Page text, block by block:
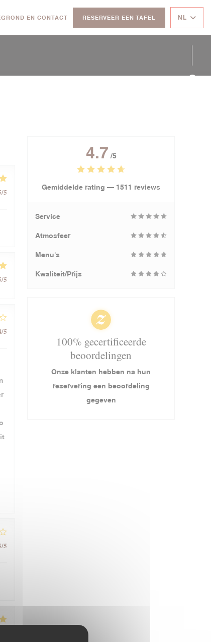
EN CONTACT RESERVEER EEN TAFEL NL
/5
/5
/5
/5
4.7 /5
Gemiddelde rating — 1511 reviews
Service
Atmosfeer
Menu's
Kwaliteit/Prijs
100% gecertificeerde
beoordelingen
Onze klanten hebben na hun
reservering een beoordeling
gegeven